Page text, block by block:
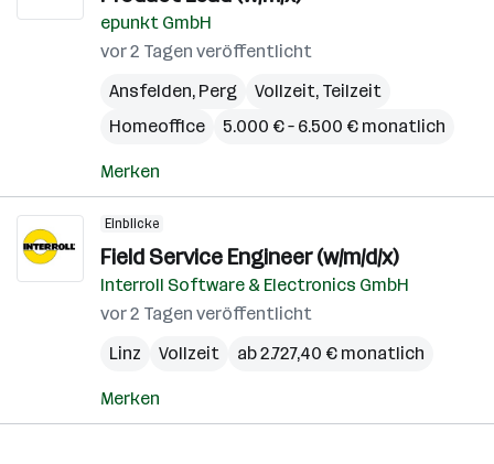
epunkt GmbH
vor 2 Tagen veröffentlicht
Ansfelden, Perg
Vollzeit, Teilzeit
Homeoffice
5.000 € – 6.500 € monatlich
Merken
Einblicke
Field Service Engineer (w/m/d/x)
Interroll Software & Electronics GmbH
vor 2 Tagen veröffentlicht
Linz
Vollzeit ab 2.727,40 € monatlich
Merken